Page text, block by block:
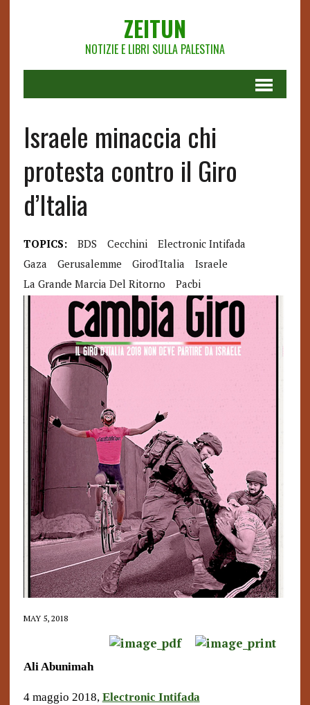
ZEITUN
NOTIZIE E LIBRI SULLA PALESTINA
Israele minaccia chi
protesta contro il Giro
d’Italia
TOPICS: BDS Cecchini
Electronic Intifada
Gaza
Gerusalemme Girod'Italia
Israele
La Grande Marcia Del Ritorno
Pacbi
MAY 5, 2018
Ali Abunimah
4 maggio 2018, Electronic Intifada